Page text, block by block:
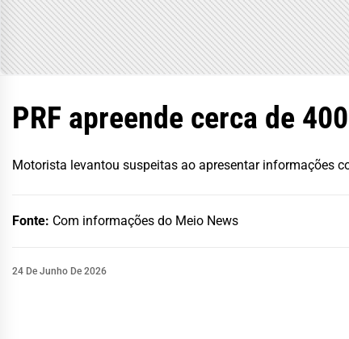
PRF apreende cerca de
Motorista levantou suspeitas ao apresentar informações
Fonte: Com informações do Meio News
24 De Junho De 2026